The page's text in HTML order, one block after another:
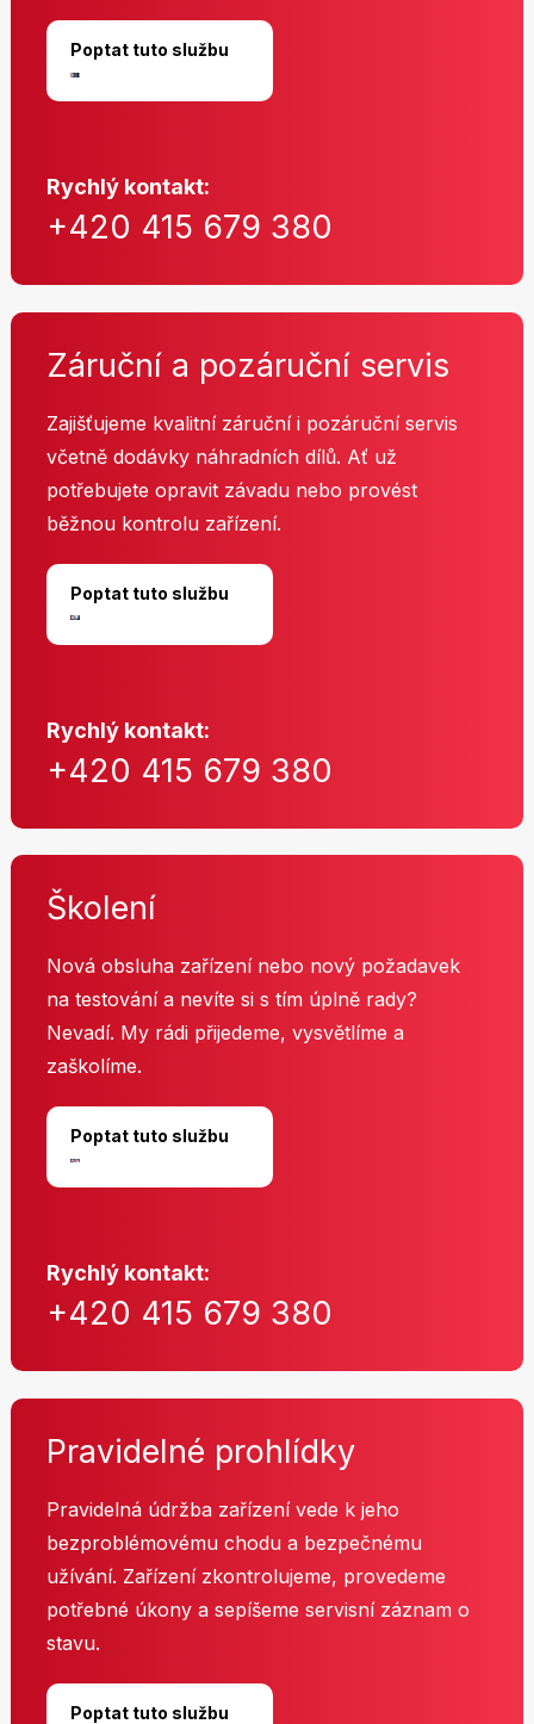
Poptat tuto službu
Rychlý kontakt:
+420 415 679 380
Záruční a pozáruční servis
Zajišťujeme kvalitní záruční i pozáruční servis
včetně dodávky náhradních dílů. Ať už
potřebujete opravit závadu nebo provést
běžnou kontrolu zařízení.
Poptat tuto službu
Rychlý kontakt:
+420 415 679 380
Školení
Nová obsluha zařízení nebo nový požadavek
na testování a nevíte si s tím úplně rady?
Nevadí. My rádi přijedeme, vysvětlíme a
zaškolíme.
Poptat tuto službu
Rychlý kontakt:
+420 415 679 380
Pravidelné prohlídky
Pravidelná údržba zařízení vede k jeho
bezproblémovému chodu a bezpečnému
užívání. Zařízení zkontrolujeme, provedeme
potřebné úkony a sepíšeme servisní záznam o
stavu.
Poptat tuto službu